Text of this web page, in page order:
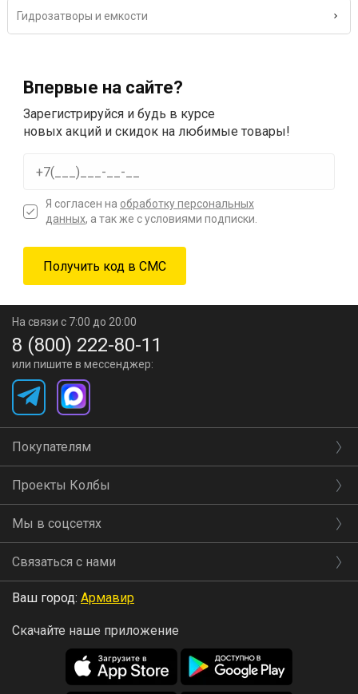
Гидрозатворы и емкости
Впервые на сайте?
Зарегистрируйся и будь в курсе
новых акций и скидок на любимые товары!
Я согласен на обработку персональных
данных, а так же с условиями подписки.
На связи с 7:00 до 20:00
8 (800) 222-80-11
или пишите в мессенджер:
Покупателям
Проекты Колбы
Мы в соцсетях
Связаться с нами
Ваш город: Армавир
Скачайте наше приложение